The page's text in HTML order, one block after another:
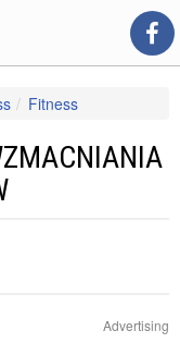
Fitness
pleców
Advertising